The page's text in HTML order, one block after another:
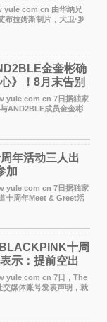
com cn 由华纳兄
布拉姆斯制片，大卫·罗
巨星安妮·海瑟薇和伊万
暑期惊悚冒险大片
金奎彬确
》！8月末告别
com cn 7日据独家
AND2BLE成员金奎彬
》MC的位置。 金道
H2H A-NA一起被选为
年活动三人出
加
cn 7日据独家
十周年Meet & Greet活
、JENNIE出席，
所属社YG并
十周
示：提前空出
com cn 7日，The
媒体账号发表声明，就
个人行程及是否参
活动的种种猜测作出正